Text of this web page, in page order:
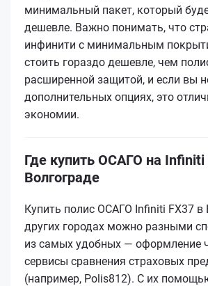
минимальный пакет, который
дешевле. Важно понимать, что
инфинити с минимальным
стоить гораздо дешевле, чем
расширенной защитой, и если вы
дополнительных опциях, это
экономии.
Где купить ОСАГО на Infiniti
Волгограде
Купить полис ОСАГО Infiniti FX37 в
других городах можно разными
из самых удобных — оформление
сервисы сравнения страховых
(например, Polis812). С их